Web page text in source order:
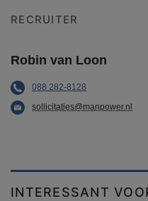
RECRUITER
Robin van Loon
088 282-8128
sollicitaties@manpower.nl
INTERESSANT